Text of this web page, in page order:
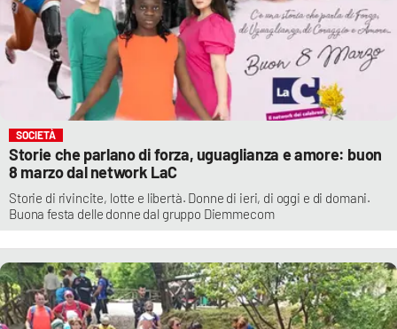
SOCIETÀ
Storie che parlano di forza, uguaglianza e amore: buon
8 marzo dal network LaC
Storie di rivincite, lotte e libertà. Donne di ieri, di oggi e di domani.
Buona festa delle donne dal gruppo Diemmecom